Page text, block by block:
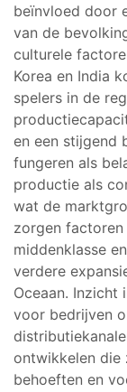
beïnvloed door
van de
culturele
Korea en India
spelers in de
en een stijgend
fungeren als
productie als
wat de
zorgen
middenklasse
verdere
Oceaan. Inzicht
voor bedrijven
ontwikkelen die
behoeften en